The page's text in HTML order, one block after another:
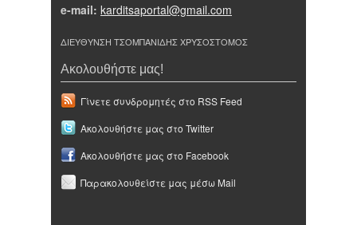
e-mail: karditsaportal@gmail.com
ΔΙΕΥΘΥΝΣΗ ΤΣΟΜΠΑΝΙΔΗΣ ΧΡΥΣΟΣΤΟΜΟΣ
Ακολουθήστε μας!
Γίνετε συνδρομητές στο RSS Feed
Ακολουθήστε μας στο Twitter
Ακολουθήστε μας στο Facebook
Παρακολουθείστε μας μέσω Mail